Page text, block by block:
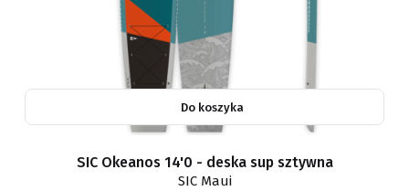
Do koszyka
SIC Okeanos 14'0 - deska sup sztywna
SIC Maui